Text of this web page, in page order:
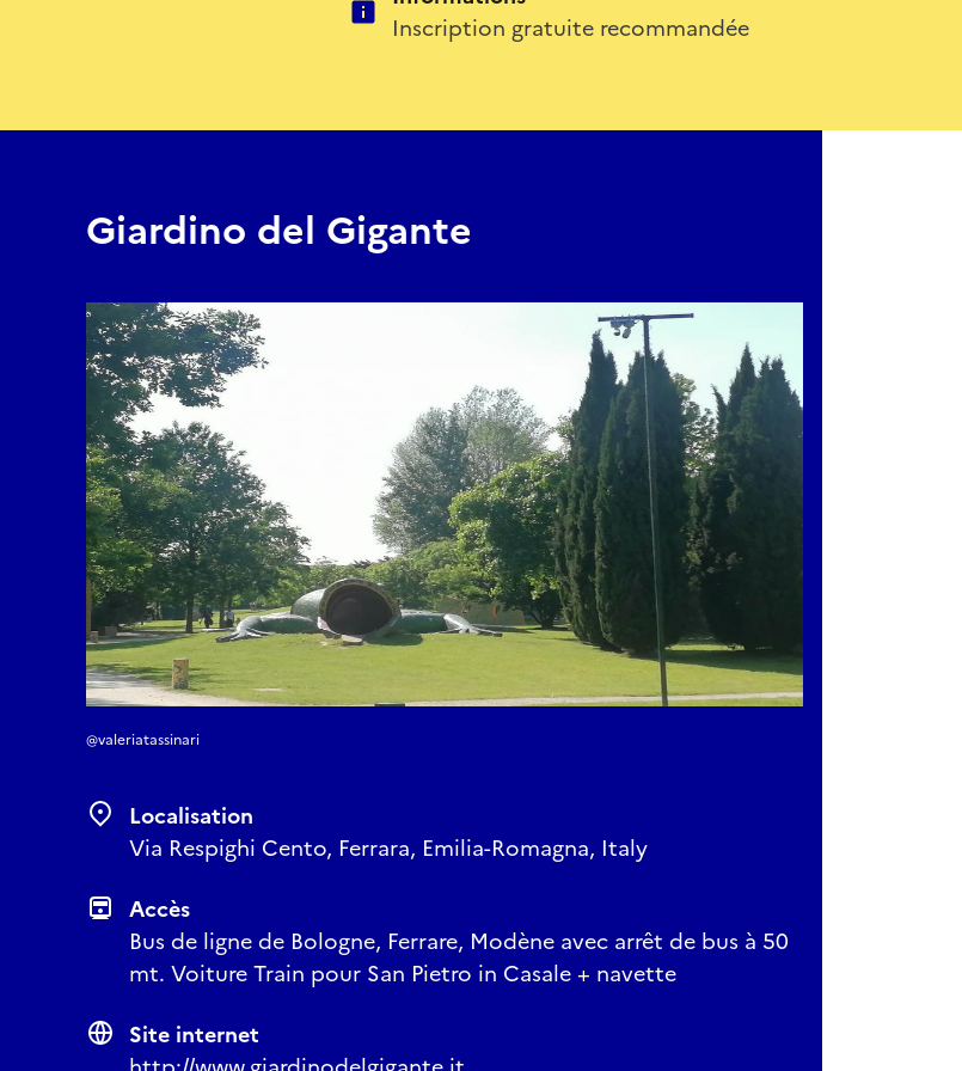
Inscription gratuite recommandée
Giardino del Gigante
@valeriatassinari
Localisation
Via Respighi Cento, Ferrara, Emilia-Romagna, Italy
Accès
Bus de ligne de Bologne, Ferrare, Modène avec arrêt de bus à 50
mt. Voiture Train pour San Pietro in Casale + navette
Site internet